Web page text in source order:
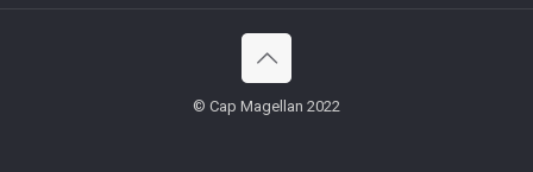
© Cap Magellan 2022